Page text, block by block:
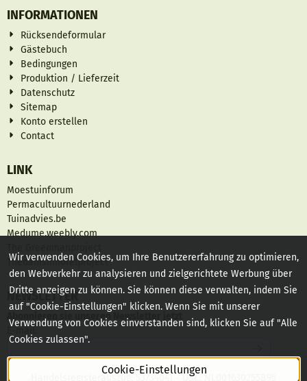
INFORMATIONEN
Rücksendeformular
Gästebuch
Bedingungen
Produktion / Lieferzeit
Datenschutz
Sitemap
Konto erstellen
Contact
LINK
Moestuinforum
Permacultuurnederland
Tuinadvies.be
Medume.weebly.com
Thedanishmorelproject
NEWSLETTER
Abonnieren sie unseren Newsletter jetzt
Geben Sie Ihre E-Mail-Adresse für den Newsletter ein
Handelsregisterauszug: 53734041 - USt.: NL001630255B95
Wir verwenden Cookies, um Ihre Benutzererfahrung zu optimieren,
den Webverkehr zu analysieren und zielgerichtete Werbung über
Dritte anzeigen zu können. Sie können diese verwalten, indem Sie
auf "Cookie-Einstellungen" klicken. Wenn Sie mit unserer
Verwendung von Cookies einverstanden sind, klicken Sie auf "Alle
Cookies zulassen".
Cookie-Einstellungen